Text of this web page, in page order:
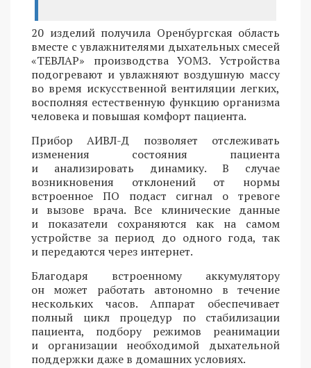
20 изделий получила Оренбургская область
вместе с увлажнителями дыхательных смесей
«ТЕВЛАР» производства УОМЗ. Устройства
подогревают и увлажняют воздушную массу
во время искусственной вентиляции легких,
восполняя естественную функцию организма
человека и повышая комфорт пациента.
Прибор АИВЛ-Д позволяет отслеживать
изменения состояния пациента
и анализировать динамику. В случае
возникновения отклонений от нормы
встроенное ПО подаст сигнал о тревоге
и вызове врача. Все клинические данные
и показатели сохраняются как на самом
устройстве за период до одного года, так
и передаются через интернет.
Благодаря встроенному аккумулятору
он может работать автономно в течение
нескольких часов. Аппарат обеспечивает
полный цикл процедур по стабилизации
пациента, подбору режимов реанимации
и организации необходимой дыхательной
поддержки даже в домашних условиях.